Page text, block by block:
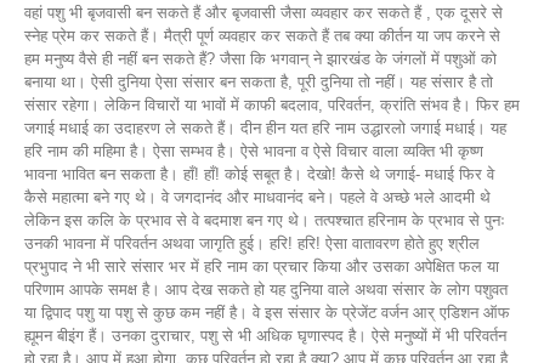
वहां पशु भी बृजवासी बन सकते हैं और बृजवासी जैसा व्यवहार कर सकते हैं , एक दूसरे से
स्नेह प्रेम कर सकते हैं। मैत्री पूर्ण व्यवहार कर सकते हैं तब क्या कीर्तन या जप करने से
हम मनुष्य वैसे ही नहीं बन सकते हैं? जैसा कि भगवान् ने झारखंड के जंगलों में पशुओं को
बनाया था। ऐसी दुनिया ऐसा संसार बन सकता है, पूरी दुनिया तो नहीं। यह संसार है तो
संसार रहेगा। लेकिन विचारों या भावों में काफी बदलाव, परिवर्तन, क्रांति संभव है। फिर हम
जगाई मधाई का उदाहरण ले सकते हैं। दीन हीन यत हरि नाम उद्धारलो जगाई मधाई। यह
हरि नाम की महिमा है। ऐसा सम्भव है। ऐसे भावना व ऐसे विचार वाला व्यक्ति भी कृष्ण
भावना भावित बन सकता है। हाँ! हाँ! कोई सबूत है। देखो! कैसे थे जगाई- मधाई फिर वे
कैसे महात्मा बने गए थे। वे जगदानंद और माधवानंद बने। पहले वे अच्छे भले आदमी थे
लेकिन इस कलि के प्रभाव से वे बदमाश बन गए थे। तत्पश्चात हरिनाम के प्रभाव से पुनः
उनकी भावना में परिवर्तन अथवा जागृति हुई। हरि! हरि! ऐसा वातावरण होते हुए श्रील
प्रभुपाद ने भी सारे संसार भर में हरि नाम का प्रचार किया और उसका अपेक्षित फल या
परिणाम आपके समक्ष है। आप देख सकते हो यह दुनिया वाले अथवा संसार के लोग पशुवत
या द्विपाद पशु या पशु से कुछ कम नहीं है। वे इस संसार के प्रेजेंट वर्जन आर् एडिशन ऑफ
ह्यूमन बीइंग हैं। उनका दुराचार, पशु से भी अधिक घृणास्पद है। ऐसे मनुष्यों में भी परिवर्तन
हो रहा है। आप में हुआ होगा, कुछ परिवर्तन हो रहा है क्या? आप में कुछ परिवर्तन आ रहा है